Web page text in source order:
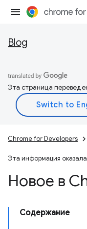
Blog
Эта страница
Chrome for Developers
Эта информация
Новое в
Содержание